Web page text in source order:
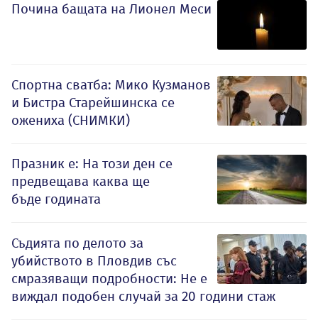
Почина бащата на Лионел Меси
Спортна сватба: Мико Кузманов
и Бистра Старейшинска се
ожениха (СНИМКИ)
Празник е: На този ден се
предвещава каква ще
бъде годината
Съдията по делото за
убийството в Пловдив със
смразяващи подробности: Не е
виждал подобен случай за 20 години стаж